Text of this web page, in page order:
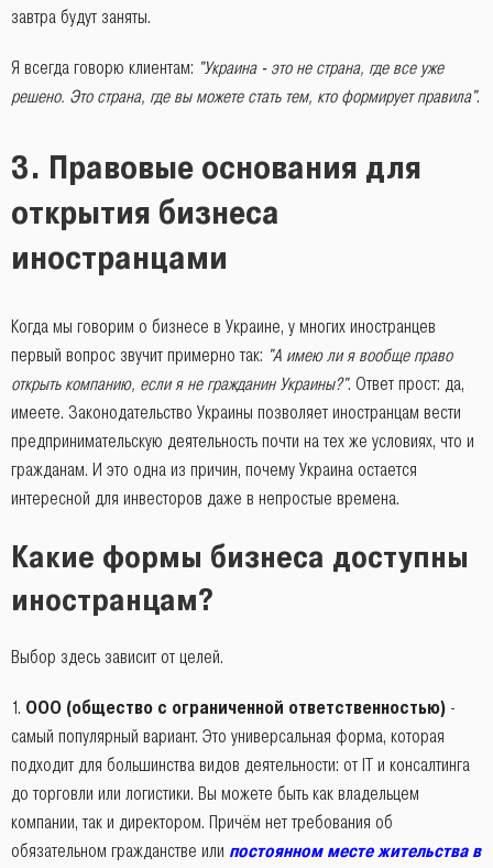
завтра будут заняты.
Я всегда говорю клиентам: "Украина - это не страна, где все уже
решено. Это страна, где вы можете стать тем, кто формирует правила".
3. Правовые основания для
открытия бизнеса
иностранцами
Когда мы говорим о бизнесе в Украине, у многих иностранцев
первый вопрос звучит примерно так: "А имею ли я вообще право
открыть компанию, если я не гражданин Украины?". Ответ прост: да,
имеете. Законодательство Украины позволяет иностранцам вести
предпринимательскую деятельность почти на тех же условиях, что и
гражданам. И это одна из причин, почему Украина остается
интересной для инвесторов даже в непростые времена.
Какие формы бизнеса доступны
иностранцам?
Выбор здесь зависит от целей.
ООО (общество с ограниченной ответственностью) -
самый популярный вариант. Это универсальная форма, которая
подходит для большинства видов деятельности: от IT и консалтинга
до торговли или логистики. Вы можете быть как владельцем
компании, так и директором. Причём нет требования об
обязательном гражданстве или постоянном месте жительства в